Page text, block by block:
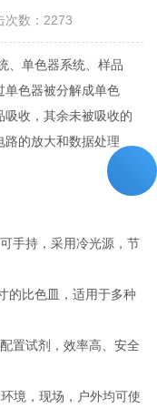
数：2273
、单色器系统、样品
单色器被分解成单色
收，其余未被吸收的
路的放大和数据处理
手持，采用冷光源，节
比色皿，适用于多种
置试剂，效率高、安全
境，现场，户外均可使